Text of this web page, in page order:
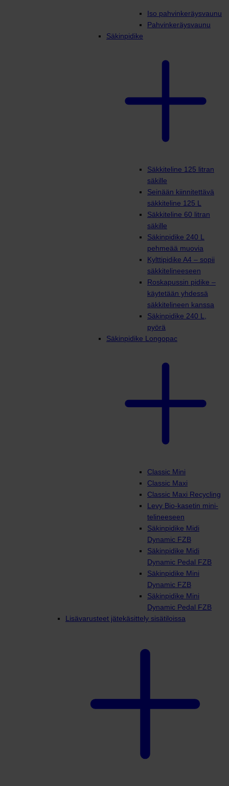
Iso pahvinkeräysvaunu
Pahvinkeräysvaunu
Säkinpidike
Säkkiteline 125 litran
säkille
Seinään kiinnitettävä
säkkiteline 125 L
Säkkiteline 60 litran
säkille
Säkinpidike 240 L
pehmeää muovia
Kylttipidike A4 – sopii
säkkitelineeseen
Roskapussin pidike –
käytetään yhdessä
säkkitelineen kanssa
Säkinpidike 240 L,
pyörä
Säkinpidike Longopac
Classic Mini
Classic Maxi
Classic Maxi Recycling
Levy Bio-kasetin mini-
telineeseen
Säkinpidike Midi
Dynamic FZB
Säkinpidike Midi
Dynamic Pedal FZB
Säkinpidike Mini
Dynamic FZB
Säkinpidike Mini
Dynamic Pedal FZB
Lisävarusteet jätekäsittely sisätiloissa